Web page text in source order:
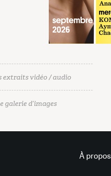
extraits vidéo / audio
galerie d’images
À propos